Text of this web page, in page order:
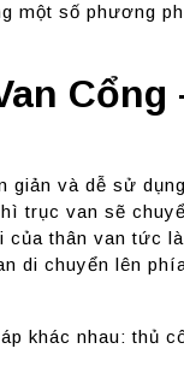
một số phương
Cổng
giản và dễ sử
trục van sẽ
thân van tức là
di chuyển lên
khác nhau: thủ